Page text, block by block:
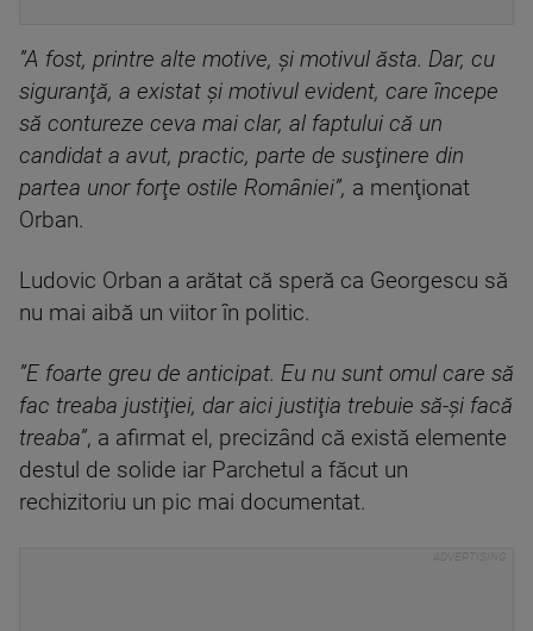
”A fost, printre alte motive, şi motivul ăsta. Dar, cu
siguranţă, a existat şi motivul evident, care începe
să contureze ceva mai clar, al faptului că un
candidat a avut, practic, parte de susţinere din
partea unor forţe ostile României”, a menţionat
Orban.
Ludovic Orban a arătat că speră ca Georgescu să
nu mai aibă un viitor în politic.
”E foarte greu de anticipat. Eu nu sunt omul care să
fac treaba justiţiei, dar aici justiţia trebuie să-şi facă
treaba”, a afirmat el, precizând că există elemente
destul de solide iar Parchetul a făcut un
rechizitoriu un pic mai documentat.